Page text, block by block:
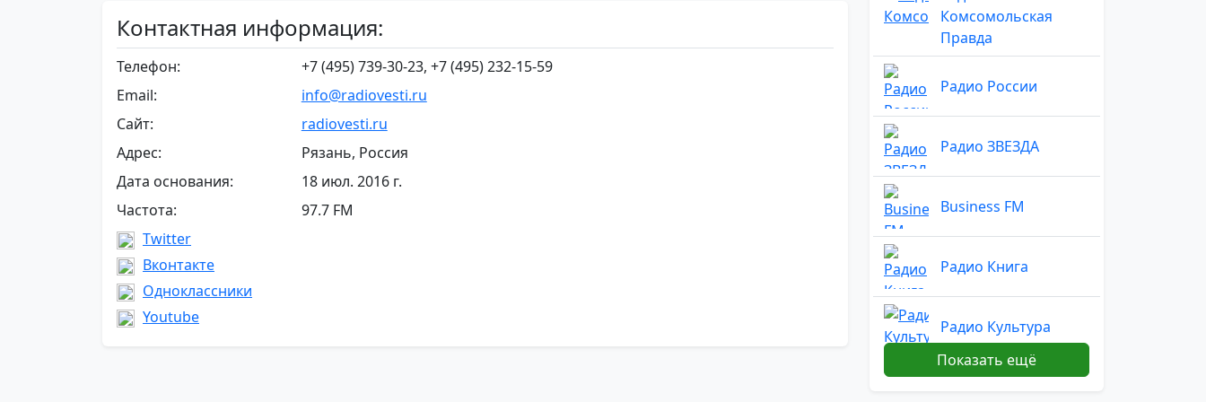
Контактная информация:
Телефон:
+7 (495) 739-30-23, +7 (495) 232-15-59
Email:
info@radiovesti.ru
Сайт:
radiovesti.ru
Адрес:
Рязань, Россия
Дата основания:
18 июл. 2016 г.
Частота:
97.7 FM
Twitter
Вконтакте
Одноклассники
Youtube
Комсомольская
Правда
Радио России
Радио ЗВЕЗДА
Business FM
Радио Книга
Радио Культура
Показать ещё